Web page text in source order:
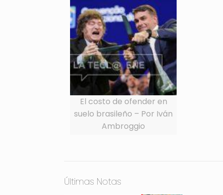
El costo de ofender en
suelo brasileño – Por Iván
Ambroggio
Últimas Notas